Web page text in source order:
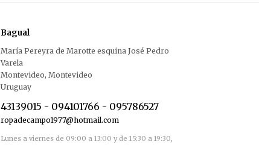
Bagual
María Pereyra de Marotte esquina José Pedro
Varela
Montevideo, Montevideo
Uruguay
43139015 - 094101766 - 095786527
ropadecampo1977@hotmail.com
Lunes a viernes de 09:00 a 13:00 y de 15:30 a 19:30,